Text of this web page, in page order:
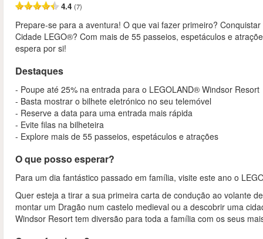
4.4 (7)
Prepare-se para a aventura! O que vai fazer primeiro?
Cidade LEGO®? Com mais de 55 passeios, espetáculos e
espera por si!
Destaques
- Poupe até 25% na entrada para o LEGOLAND® Windsor Resort
- Basta mostrar o bilhete eletrónico no seu telemóvel
- Reserve a data para uma entrada mais rápida
- Evite filas na bilheteira
- Explore mais de 55 passeios, espetáculos e atrações
O que posso esperar?
Para um dia fantástico passado em família, visite este ano o
Quer esteja a tirar a sua primeira carta de condução ao volante
montar um Dragão num castelo medieval ou a descobrir uma
Windsor Resort tem diversão para toda a família com os seus